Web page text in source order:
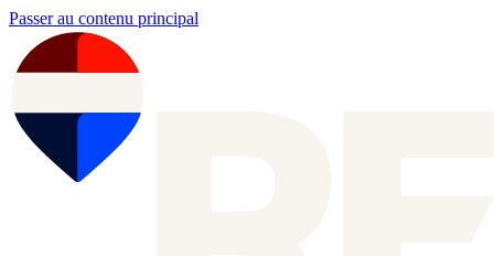
Passer au contenu principal